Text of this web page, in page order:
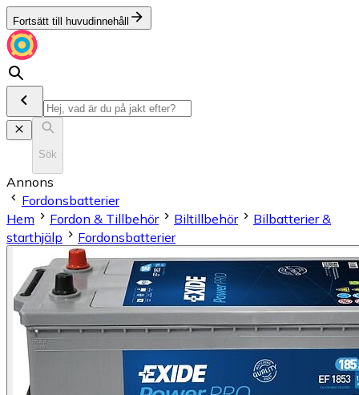
Fortsätt till huvudinnehåll
Sök
Annons
Fordonsbatterier
Hem
Fordon & Tillbehör Biltillbehör
Bilbatterier &
starthjälp
Fordonsbatterier